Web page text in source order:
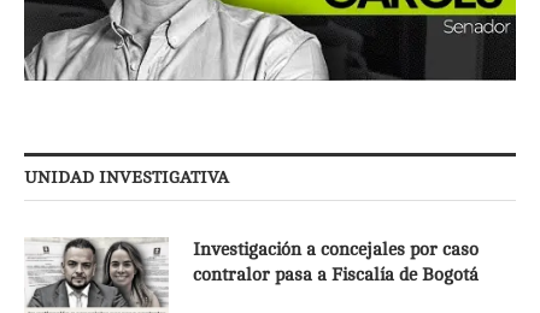
UNIDAD INVESTIGATIVA
Investigación a concejales por caso
contralor pasa a Fiscalía de Bogotá